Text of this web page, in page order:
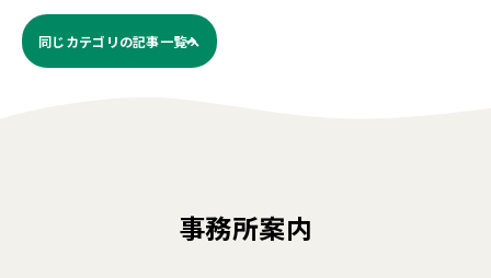
同じカテゴリの記事⼀覧へ
事務所案内